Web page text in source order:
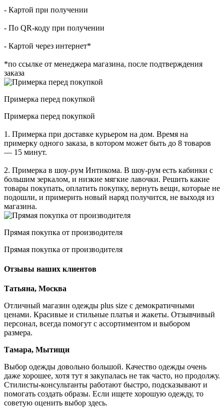
- Картой при получении
- По QR-коду при получении
- Картой через интернет*
*по ссылке от менеджера магазина, после подтверждения
заказа
Примерка перед покупкой
Примерка перед покупкой
1. Примерка при доставке курьером на дом. Время на
примерку одного заказа, в котором может быть до 8 товаров
— 15 минут.
2. Примерка в шоу-рум Интикома. В шоу-рум есть кабинки с
большим зеркалом, и низкие мягкие лавочки. Решить какие
товары покупать, оплатить покупку, вернуть вещи, которые не
подошли, и примерить новый наряд получится, не выходя из
магазина.
Прямая покупка от производителя
Прямая покупка от производителя
Отзывы наших клиентов
Татьяна, Москва
Отличный магазин одежды plus size с демократичными
ценами. Красивые и стильные платья и жакеты. Отзывчивый
персонал, всегда помогут с ассортиментом и выбором
размера.
Тамара, Мытищи
Выбор одежды довольно большой. Качество одежды очень
даже хорошее, хотя тут я закупалась не так часто, но продолжу.
Стилисты-консультанты работают быстро, подсказывают и
помогать создать образы. Если ищете хорошую одежду, то
советую оценить выбор здесь.